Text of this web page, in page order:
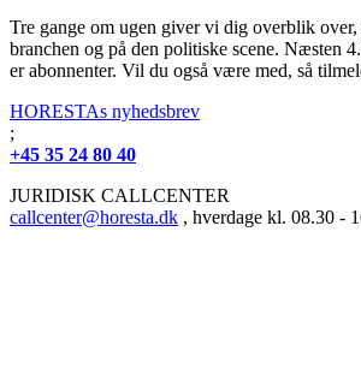
Tre gange om ugen giver vi dig overblik
branchen og på den politiske scene. Næsten
er abonnenter. Vil du også være med, så
HORESTAs nyhedsbrev
;
+45 35 24 80 40
JURIDISK CALLCENTER
callcenter@horesta.dk , hverdage kl. 08.30 -